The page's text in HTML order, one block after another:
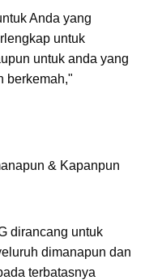
Anda yang
untuk
untuk anda yang
berkemah,"
& Kapanpun
dirancang untuk
dimanapun dan
terbatasnya